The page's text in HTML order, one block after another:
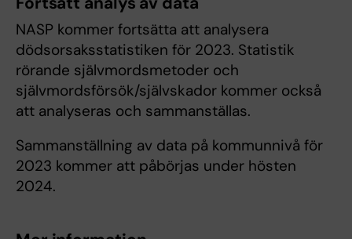
NASP kommer fortsätta att analysera
dödsorsaksstatistiken för 2023. Statistik
rörande självmordsmetoder och
självmordsförsök/självskador kommer också
att analyseras och sammanställas.
Sammanställning av data på kommunnivå för
2023 kommer att påbörjas under hösten
2024.